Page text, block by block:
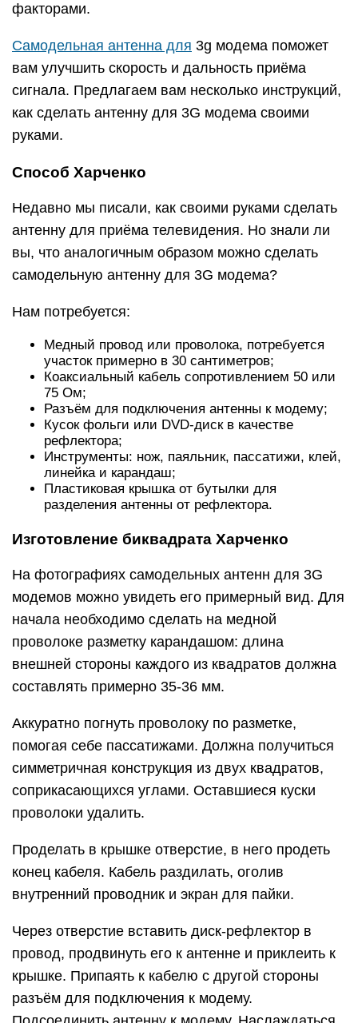
факторами.
Самодельная антенна для 3g модема поможет
вам улучшить скорость и дальность приёма
сигнала. Предлагаем вам несколько инструкций,
как сделать антенну для 3G модема своими
руками.
Способ Харченко
Недавно мы писали, как своими руками сделать
антенну для приёма телевидения. Но знали ли
вы, что аналогичным образом можно сделать
самодельную антенну для 3G модема?
Нам потребуется:
Медный провод или проволока, потребуется
участок примерно в 30 сантиметров;
Коаксиальный кабель сопротивлением 50 или
75 Ом;
Разъём для подключения антенны к модему;
Кусок фольги или DVD-диск в качестве
рефлектора;
Инструменты: нож, паяльник, пассатижи, клей,
линейка и карандаш;
Пластиковая крышка от бутылки для
разделения антенны от рефлектора.
Изготовление биквадрата Харченко
На фотографиях самодельных антенн для 3G
модемов можно увидеть его примерный вид. Для
начала необходимо сделать на медной
проволоке разметку карандашом: длина
внешней стороны каждого из квадратов должна
составлять примерно 35-36 мм.
Аккуратно погнуть проволоку по разметке,
помогая себе пассатижами. Должна получиться
симметричная конструкция из двух квадратов,
соприкасающихся углами. Оставшиеся куски
проволоки удалить.
Проделать в крышке отверстие, в него продеть
конец кабеля. Кабель раздилать, оголив
внутренний проводник и экран для пайки.
Через отверстие вставить диск-рефлектор в
провод, продвинуть его к антенне и приклеить к
крышке. Припаять к кабелю с другой стороны
разъём для подключения к модему.